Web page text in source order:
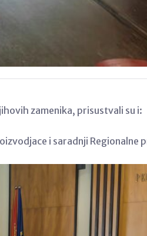
zamenika, prisustvali su i:
i saradnji Regionalne